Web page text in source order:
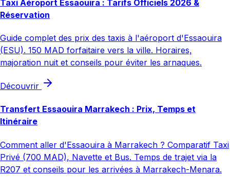
Taxi Aéroport Essaouira : Tarifs Officiels 2026 &
Réservation
Guide complet des prix des taxis à l'aéroport d'Essaouira
(ESU). 150 MAD forfaitaire vers la ville. Horaires,
majoration nuit et conseils pour éviter les arnaques.
Découvrir
Transfert Essaouira Marrakech : Prix, Temps et
Itinéraire
Comment aller d'Essaouira à Marrakech ? Comparatif Taxi
Privé (700 MAD), Navette et Bus. Temps de trajet via la
R207 et conseils pour les arrivées à Marrakech-Menara.